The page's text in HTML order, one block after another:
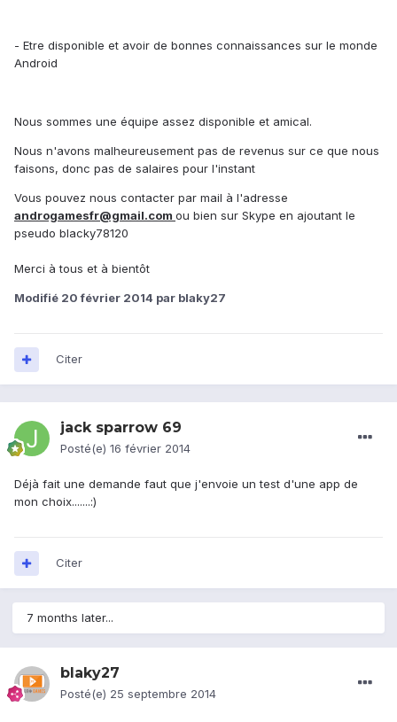
- Etre disponible et avoir de bonnes connaissances sur le monde
Android
Nous sommes une équipe assez disponible et amical.
Nous n'avons malheureusement pas de revenus sur ce que nous
faisons, donc pas de salaires pour l'instant
Vous pouvez nous contacter par mail à l'adresse
androgamesfr@gmail.com ou bien sur Skype en ajoutant le
pseudo blacky78120
Merci à tous et à bientôt
Modifié 20 février 2014 par blaky27
Citer
jack sparrow 69
Posté(e) 16 février 2014
Déjà fait une demande faut que j'envoie un test d'une app de
mon choix.......:)
Citer
7 months later...
blaky27
Posté(e) 25 septembre 2014